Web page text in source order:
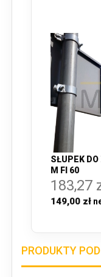
SŁUPEK DO
M FI 60
183,27
149,00 zł
PRODUKTY